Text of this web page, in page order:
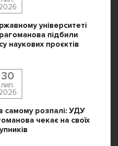
університеті
підбили
наукових проєктів
30
лип.
самому розпалі: УДУ
чекає на своїх